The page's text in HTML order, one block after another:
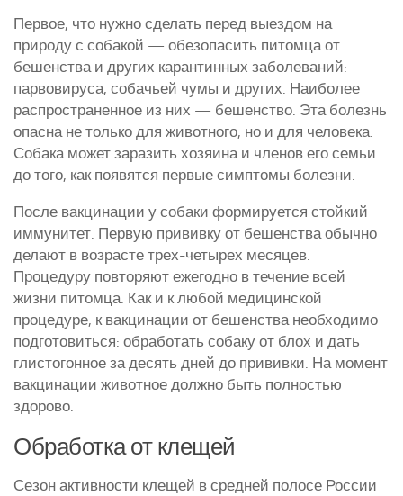
Первое, что нужно сделать перед выездом на
природу с собакой — обезопасить питомца от
бешенства и других карантинных заболеваний:
парвовируса, собачьей чумы и других. Наиболее
распространенное из них — бешенство. Эта болезнь
опасна не только для животного, но и для человека.
Собака может заразить хозяина и членов его семьи
до того, как появятся первые симптомы болезни.
После вакцинации у собаки формируется стойкий
иммунитет. Первую прививку от бешенства обычно
делают в возрасте трех-четырех месяцев.
Процедуру повторяют ежегодно в течение всей
жизни питомца. Как и к любой медицинской
процедуре, к вакцинации от бешенства необходимо
подготовиться: обработать собаку от блох и дать
глистогонное за десять дней до прививки. На момент
вакцинации животное должно быть полностью
здорово.
Обработка от клещей
Сезон активности клещей в средней полосе России